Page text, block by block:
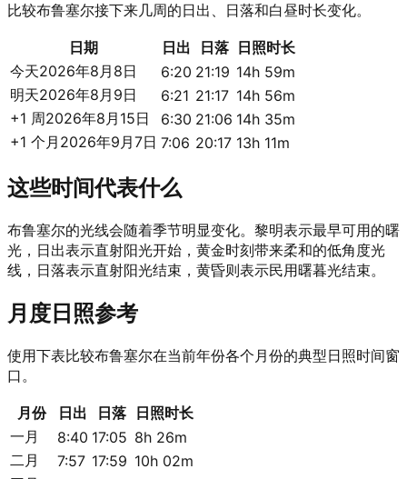
比较布鲁塞尔接下来几周的日出、日落和白昼时长变化。
日期 日出 日落
日照时长
今天2026年8月8日 6:20 21:19 14h 59m
明天2026年8月9日 6:21 21:17 14h 56m
+1 周2026年8月15日 6:30 21:06 14h 35m
+1 个月 2026年9月7日 7:06 20:17 13h 11m
这些时间代表什么
布鲁塞尔的光线会随着季节明显变化。黎明表示最早可用的曙
光，日出表示直射阳光开始，黄金时刻带来柔和的低角度光
线，日落表示直射阳光结束，黄昏则表示民用曙暮光结束。
月度日照参考
使用下表比较布鲁塞尔在当前年份各个月份的典型日照时间窗
口。
月份 日出 日落
日照时长
一月
8:40 17:05 8h 26m
二月
7:57 17:59 10h 02m